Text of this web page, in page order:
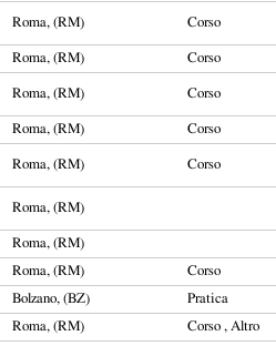
Roma, (RM) Corso
Roma, (RM) Corso
Roma, (RM) Corso
Roma, (RM) Corso
Roma, (RM) Corso
Roma, (RM)
Roma, (RM)
Roma, (RM)
Corso
Bolzano, (BZ)
Pratica
Roma, (RM)
Corso , Altro